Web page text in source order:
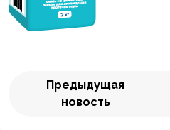
Предыдущая
новость